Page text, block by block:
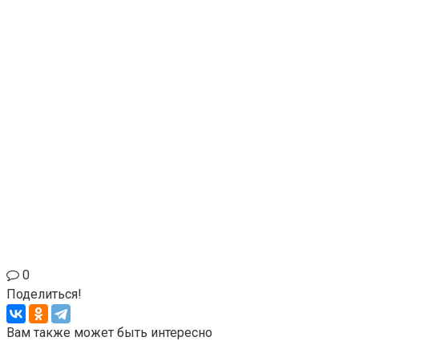
0
Поделиться!
Вам также может быть интересно